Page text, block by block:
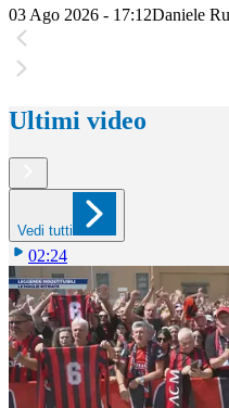
03 Ago 2026 - 17:12Daniele
Ultimi video
Vedi tutti
02:24